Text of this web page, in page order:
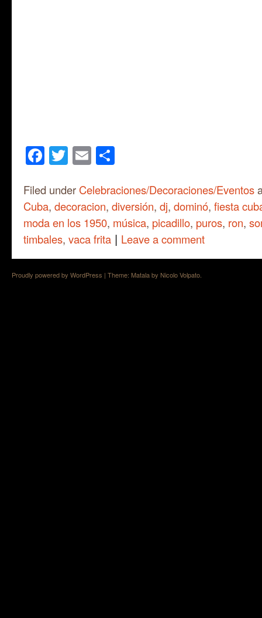
Facebook
Twitter
Email
Filed under Celebraciones/Decoraciones/Eventos
Cuba, decoracion, diversión, dj, dominó, fiesta
moda en los 1950, música, picadillo, puros, ron,
timbales, vaca frita | Leave a comment
Proudly powered by WordPress | Theme: Matala by Nicolo Volpato